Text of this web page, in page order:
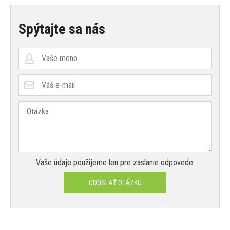
Spýtajte sa nás
Vaše údaje použijeme len pre zaslanie odpovede.
ODOSLAŤ OTÁZKU